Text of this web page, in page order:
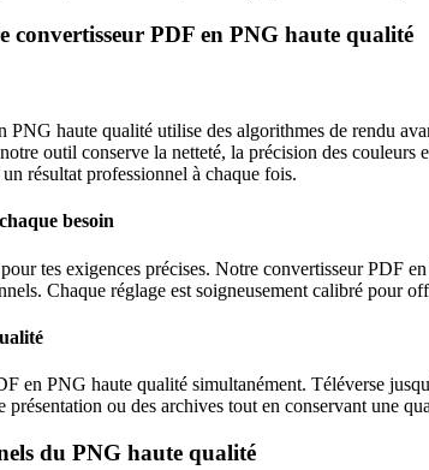
convertisseur PDF en PNG haute qualité
PNG haute qualité utilise des algorithmes de rendu
outil conserve la netteté, la précision des
résultat professionnel à chaque fois.
besoin
tes exigences précises. Notre convertisseur PDF
Chaque réglage est soigneusement calibré pour
en PNG haute qualité simultanément. Téléverse
présentation ou des archives tout en conservant une
du PNG haute qualité